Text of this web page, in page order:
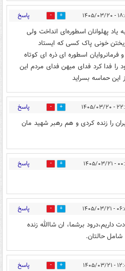
۰۳/۲۰ 3 پاسخ
پهلوانان اسطوره‌ای انداخت ولی
خونی پاک کسی که ایستاد
اسطوره ای ذره ای کوتاه
فدا کرد فدای میهن فدای مردم این
این حماسه بسراید
۰۳/۲۰ 4 پاسخ
را زنده کردی و هم رهبر شهید مان
۰۳/۲۱ 4 پاسخ
۰۳/۲۱ 0 پاسخ
برشما، ان شاالله زنده
شامل حالتان.
۰۳/۲۱ 1 پاسخ